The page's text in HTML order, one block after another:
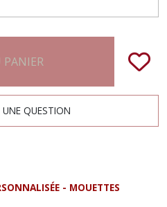
PANIER
QUESTION
- MOUETTES